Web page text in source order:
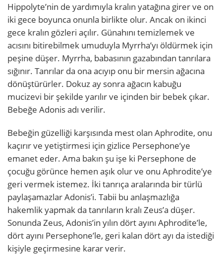
Hippolyte’nin de yardımıyla kralın yatağına girer ve on
iki gece boyunca onunla birlikte olur. Ancak on ikinci
gece kralın gözleri açılır. Günahını temizlemek ve
acısını bitirebilmek umuduyla Myrrha’yı öldürmek için
peşine düşer. Myrrha, babasının gazabından tanrılara
sığınır. Tanrılar da ona acıyıp onu bir mersin ağacına
dönüştürürler. Dokuz ay sonra ağacın kabuğu
mucizevi bir şekilde yarılır ve içinden bir bebek çıkar.
Bebeğe Adonis adı verilir.
Bebeğin güzelliği karşısında mest olan Aphrodite, onu
kaçırır ve yetiştirmesi için gizlice Persephone’ye
emanet eder. Ama bakın şu işe ki Persephone de
çocuğu görünce hemen aşık olur ve onu Aphrodite’ye
geri vermek istemez. İki tanrıça aralarında bir türlü
paylaşamazlar Adonis’i. Tabii bu anlaşmazlığa
hakemlik yapmak da tanrıların kralı Zeus’a düşer.
Sonunda Zeus, Adonis’in yılın dört ayını Aphrodite’le,
dört ayını Persephone’le, geri kalan dört ayı da istediği
kişiyle geçirmesine karar verir.